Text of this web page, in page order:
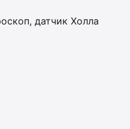
датчик Холла